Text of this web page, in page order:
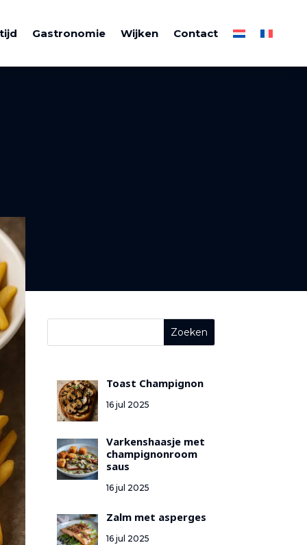
Gastronomie Wijken Contact
Toast Champignon
16 jul 2025
Varkenshaasje met
champignonroom
saus
16 jul 2025
Zalm met asperges
16 jul 2025